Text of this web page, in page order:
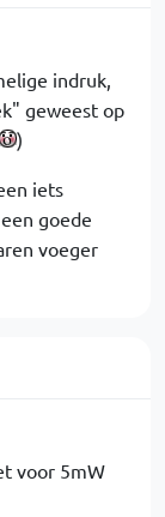
indruk,
geweest op
)
iets
goede
voeger
voor 5mW